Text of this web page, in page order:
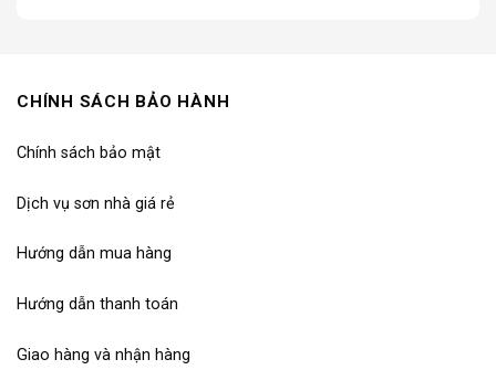
CHÍNH SÁCH BẢO HÀNH
Chính sách bảo mật
Dịch vụ sơn nhà giá rẻ
Hướng dẫn mua hàng
Hướng dẫn thanh toán
Giao hàng và nhận hàng